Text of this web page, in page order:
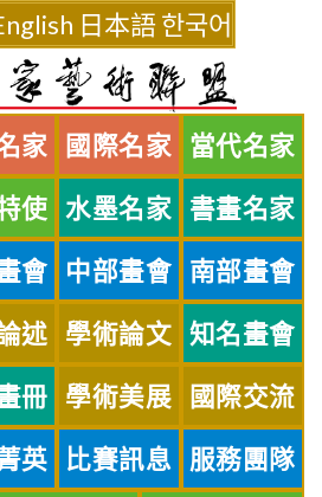
日本語한국어
家 國際名家 當代名家
使 水墨名家 書畫名家
會 中部畫會 南部畫會
述 學術論文 知名畫會
冊 學術美展 國際交流
英 比賽訊息 服務團隊